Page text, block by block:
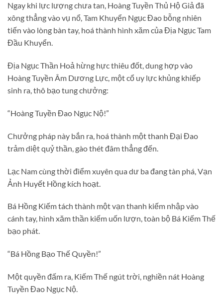
Ngay khi lực lượng chưa tan, Hoàng Tuyền Thủ Hộ Giả đã
xông thẳng vào vụ nổ, Tam Khuyển Ngục Đao bỗng nhiên
tiến vào lòng bàn tay, hoá thành hình xăm của Địa Ngục Tam
Đầu Khuyển.
Địa Ngục Thần Hoả hừng hực thiêu đốt, dung hợp vào
Hoàng Tuyền Âm Dương Lực, một cổ uy lực khủng khiếp
sinh ra, thô bạo tung chưởng:
“Hoàng Tuyền Đao Ngục Nộ!”
Chưởng pháp này bắn ra, hoá thành một thanh Đại Đao
trảm diệt quỷ thần, gào thét đâm thẳng đến.
Lạc Nam cùng thời điểm xuyên qua dư ba đang tàn phá, Vạn
Ảnh Huyết Hồng kích hoạt.
Bá Hồng Kiếm tách thành một vạn thanh kiếm nhập vào
cánh tay, hình xăm thần kiếm uốn lượn, toàn bộ Bá Kiếm Thế
bạo phát.
“Bá Hồng Bạo Thế Quyền!”
Một quyền đấm ra, Kiếm Thế ngút trời, nghiền nát Hoàng
Tuyền Đao Ngục Nộ.